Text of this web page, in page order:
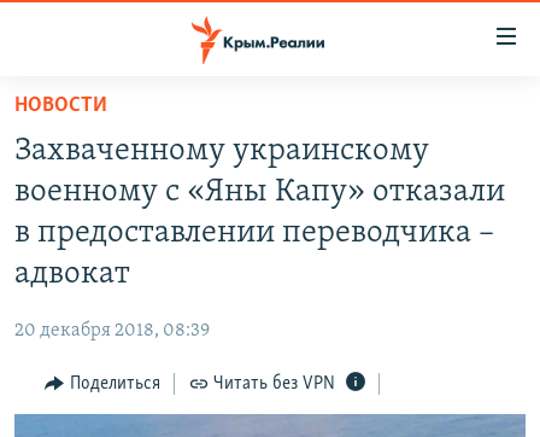
Вернуться
основному
содержанию
главной
Вернутся
поиску
ИНТЕРАКТИВ
ИНФОГРАФИКА
РАДІО СВОБОДА
КАК ОБОЙТИ БЛОКИРОВКУ
НОВОСТИ
Захваченному украинскому
военному с «Яны Капу» отказали
в предоставлении переводчика –
адвокат
20 декабря 2018, 08:39
Поделиться Читать без VPN